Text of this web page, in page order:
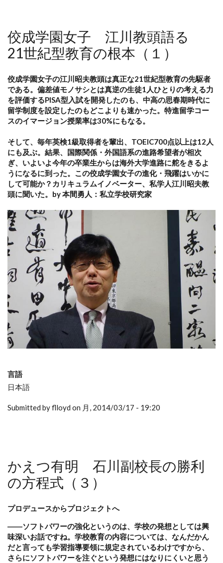
佼成学園女子 江川教頭語る
21世紀型教育の根本（１）
佼成学園女子の江川昭夫教頭は真正な21世紀型教育の先駆者
である。偏差値モノサシとは真逆の生徒1人ひとりの考える力
を評価するPISA型入試を開発したのも、中高の思春期時代に
留学制度を設定したのもどこよりも速かった。特進留学コー
スのイマージョン授業率は30%にもなる。
そして、毎年英検1級取得者を輩出、TOEIC700点以上は12人
にも及ぶ。結果、国際関係・外国語系の進路希望者が相次
ぎ、いよいよ今年の卒業生からは海外大学進路に舵をきるよ
うになるに到った。この佼成学園女子の進化・飛躍はいかに
して可能か？カリキュラムイノベーター、私学人江川昭夫教
頭に聞いた。by 本間勇人：私立学校研究家
言語
日本語
Submitted by flloyd on 月, 2014/03/17 - 19:20
かえつ有明 石川副校長の勝利
の方程式（３）
プロデュースからプロジェクトへ
――ソフトパワーの強化というのは、学校の発想としては興
味深いお話ですね。学校教育の内容については、なんだかん
だと言っても学習指導要領に規定されているわけですから、
さらにソフトパワーを注ぐという発想にはなりにくいと思う